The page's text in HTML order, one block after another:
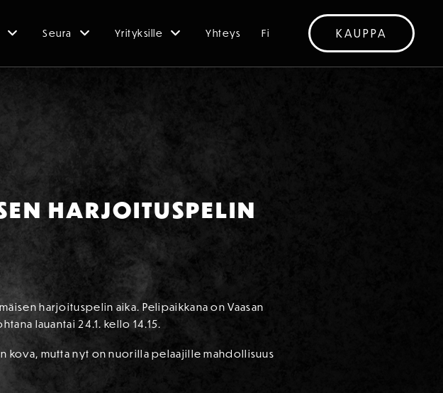
Seura Yrityksille Yhteys Fi KAUPPA
HARJOITUSPELIN
harjoituspelin aika. Pelipaikkana on Vaasan
lauantai 24.1. kello 14.15.
kova, mutta nyt on nuorilla pelaajille mahdollisuus